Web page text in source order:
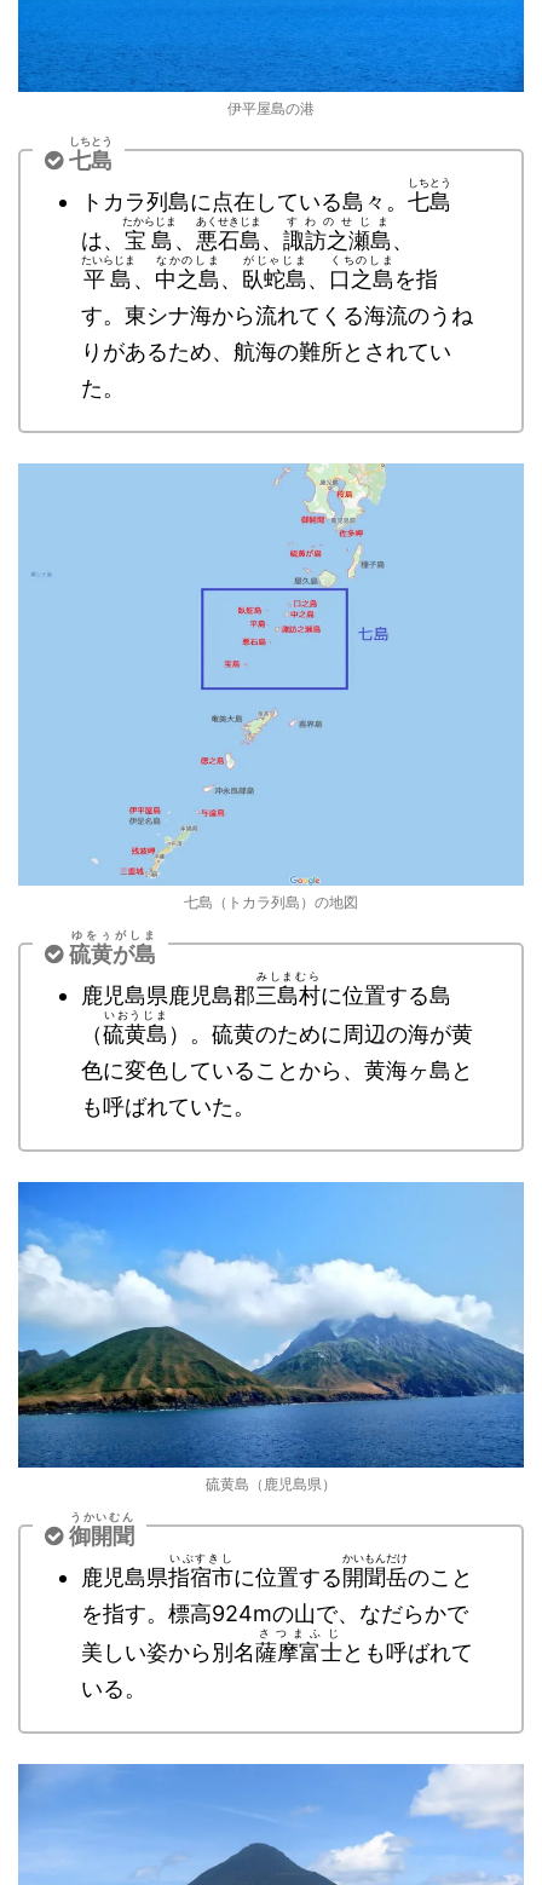
伊平屋島の港
七島
しちとう
トカラ列島に点在している島々。 七島
しちとう
は、 宝島
たからじま
、 悪石島
あくせきじま
、 諏訪之瀬島
すわのせじま
、
平島
たいらじま
、 中之島
なかのしま
、 臥蛇島
がじゃじま
、 口之島
くちのしま
を指
す。東シナ海から流れてくる海流のうね
りがあるため、航海の難所とされてい
た。
七島（トカラ列島）の地図
硫黄が島
ゆをぅがしま
鹿児島県鹿児島郡三島村
みしまむら
に位置する島
（硫黄島
いおうじま
）。硫黄のために周辺の海が黄
色に変色していることから、黄海ヶ島と
も呼ばれていた。
硫黄島（鹿児島県）
御開聞
うかいむん
鹿児島県指宿市
いぶすきし
に位置する開聞岳
かいもんだけ
のこと
を指す。標高924mの山で、なだらかで
美しい姿から別名薩摩富士
さつまふじ
とも呼ばれて
いる。